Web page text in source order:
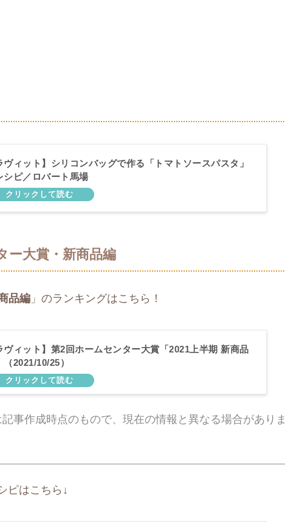
ヴィット】シリコンバッグで作る「トマトソースパスタ」
シピ／ロバート馬場
ー大賞・新商品編
品編 」のランキングはこちら！
ヴィット】第2回ホームセンター大賞「2021上半期 新商品
（2021/10/25）
事作成時点のもので、現在の情報と異なる場合がありま
ピはこちら↓